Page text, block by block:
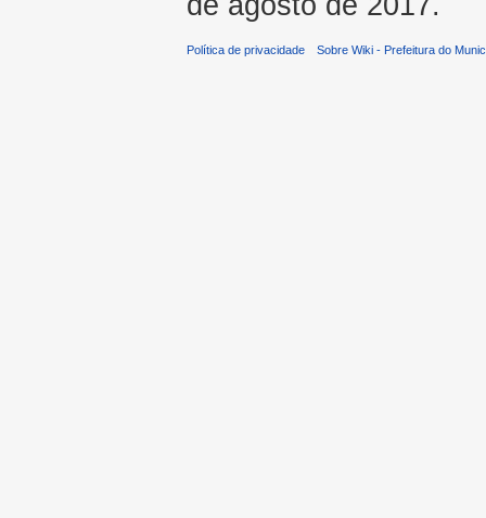
Política de privacidade Sobre Wiki - Prefeitura do